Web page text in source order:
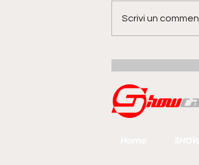
Range
anima della
guarda al
turismo
Scrivi un